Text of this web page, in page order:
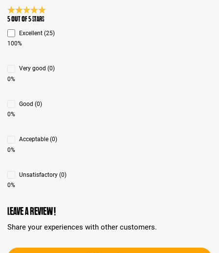
Average rating 5 of 5 Stars
5 out of 5 stars
Excellent (25)
100%
Very good (0)
0%
Good (0)
0%
Acceptable (0)
0%
Unsatisfactory (0)
0%
Leave a review!
Share your experiences with other customers.